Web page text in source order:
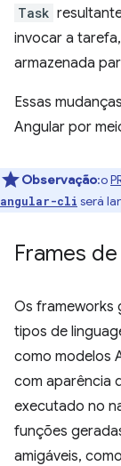
Task
invocar a
armazenada
Essas
Angular por
Observação:o
angular-cli será
Frames
Os frameworks
tipos de
como modelos
com aparência
executado no
funções
amigáveis,